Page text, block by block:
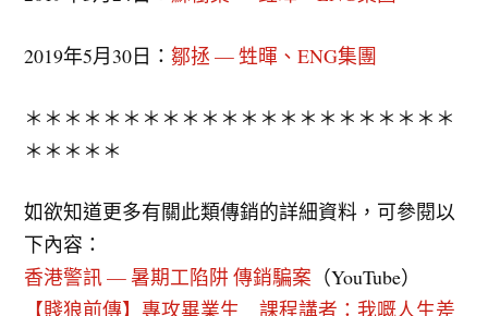
2019年5月30日：鄒拯 — 甡暉、ENG集團
＊＊＊＊＊＊＊＊＊＊＊＊＊＊＊＊＊＊＊＊＊＊
＊＊＊＊＊
如欲知道更多有關此類傳銷的詳細資料，可參閱以
下內容：
香港警訊 — 暑期工陷阱 傳銷騙案 （YouTube）
【賤狼前傳】專攻畢業生 課程講者：我嘅人生差